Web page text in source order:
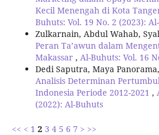
Kecil Menengah di Kota
Buhuts: Vol. 19 No. 2 (2023):
Zulkarnain, Abdul Wahab,
Peran Ta’awun dalam
Makassar , Al-Buhuts: Vol. 16
Dedi Saputra, Maya
Analisis Determinan
Indonesia Periode 2012-2021 ,
(2022): Al-Buhuts
<< < 1 2 3 4 5 6 7 > >>